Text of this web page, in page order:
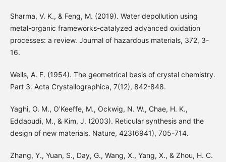
Sharma, V. K., & Feng, M. (2019). Water depollution using
metal-organic frameworks-catalyzed advanced oxidation
processes: a review. Journal of hazardous materials, 372, 3-
16.
Wells, A. F. (1954). The geometrical basis of crystal chemistry.
Part 3. Acta Crystallographica, 7(12), 842-848.
Yaghi, O. M., O'Keeffe, M., Ockwig, N. W., Chae, H. K.,
Eddaoudi, M., & Kim, J. (2003). Reticular synthesis and the
design of new materials. Nature, 423(6941), 705-714.
Zhang, Y., Yuan, S., Day, G., Wang, X., Yang, X., & Zhou, H. C.